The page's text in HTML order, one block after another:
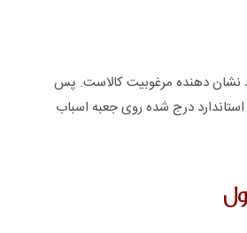
نشان دهنده مرغوبیت کالاست. پس
درج شده روی جعبه اسباب